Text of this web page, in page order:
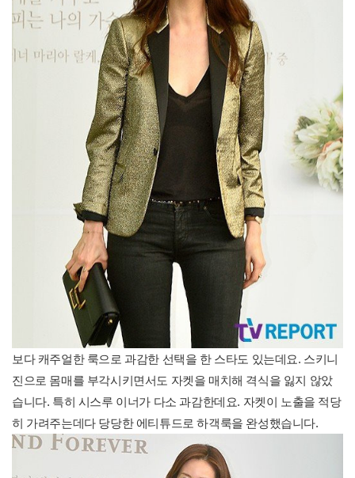
보다 캐주얼한 룩으로 과감한 선택을 한 스타도 있는데요. 스키니
진으로 몸매를 부각시키면서도 자켓을 매치해 격식을 잃지 않았
습니다. 특히 시스루 이너가 다소 과감한데요. 자켓이 노출을 적당
히 가려주는데다 당당한 에티튜드로 하객룩을 완성했습니다.